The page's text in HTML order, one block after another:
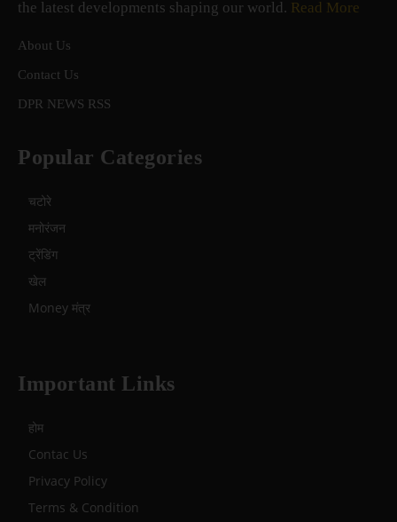
the latest developments shaping our world. Read More
About Us
Contact Us
DPR NEWS RSS
Popular Categories
चटोरे
मनोरंजन
ट्रेंडिंग
खेल
Money मंत्र
Important Links
होम
Contac Us
Privacy Policy
Terms & Condition